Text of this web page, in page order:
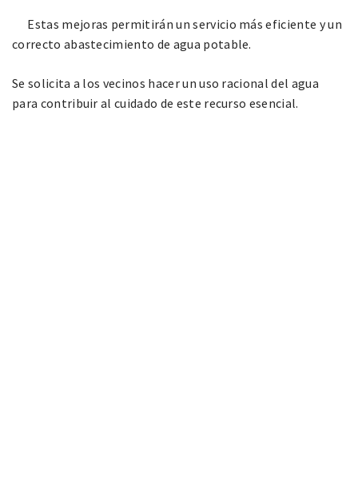
Estas mejoras permitirán un servicio más eficiente y un
correcto abastecimiento de agua potable.
Se solicita a los vecinos hacer un uso racional del agua
para contribuir al cuidado de este recurso esencial.